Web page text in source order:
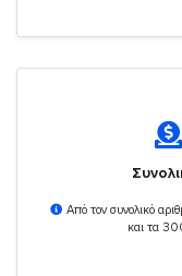
Από τον συνολικό
και τα